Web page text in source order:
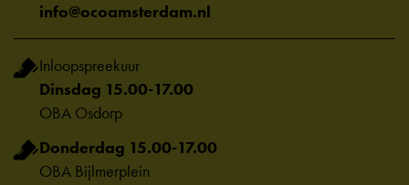
info@ocoamsterdam.nl
Inloopspreekuur
Dinsdag 15.00-17.00
OBA Osdorp
Donderdag 15.00-17.00
OBA Bijlmerplein